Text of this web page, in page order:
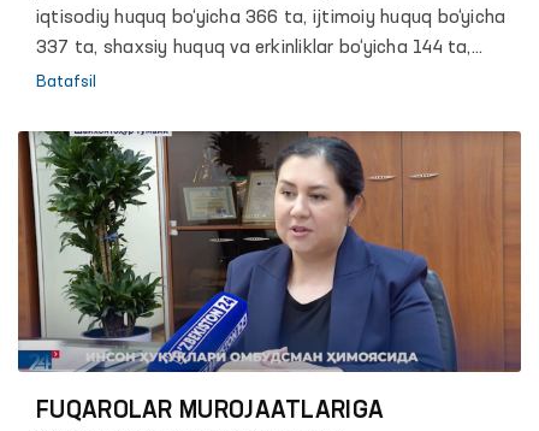
T A H L I L I
iqtisodiy huquq bo‘yicha 366 ta, ijtimoiy huquq bo‘yicha
337 ta, shaxsiy huquq va erkinliklar bo‘yicha 144 ta,
fuqarolarning murojaat etish huquqlari bo‘yicha 161 ta,
11 ta va boshqa masalalar bo‘yicha 183 ta, huquqni
muhofaza qiluvchi organlar faoliyati bo‘yicha 82 ta
murojaatlar kelib tushgan.
Batafsil
FUQAROLAR MUROJAATLARIGA